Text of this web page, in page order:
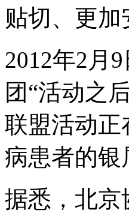
贴切、更
2012年2月
团“活动之后
联盟活动正
病患者的
据悉，北京